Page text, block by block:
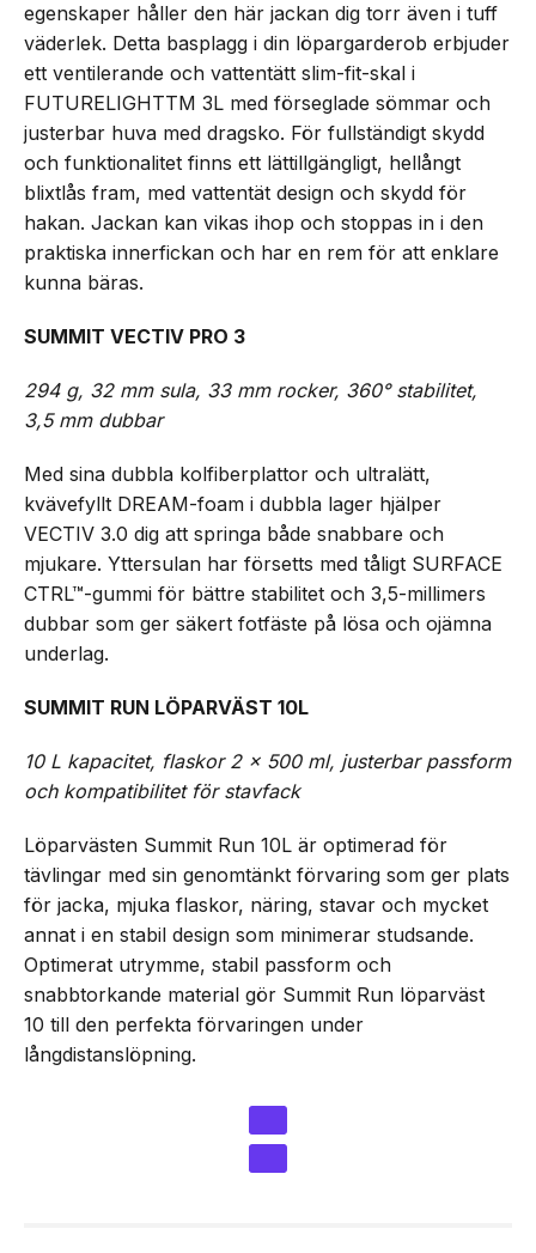
egenskaper håller den här jackan dig torr även i tuff
väderlek. Detta basplagg i din löpargarderob erbjuder
ett ventilerande och vattentätt slim-fit-skal i
FUTURELIGHTTM 3L med förseglade sömmar och
justerbar huva med dragsko. För fullständigt skydd
och funktionalitet finns ett lättillgängligt, hellångt
blixtlås fram, med vattentät design och skydd för
hakan. Jackan kan vikas ihop och stoppas in i den
praktiska innerfickan och har en rem för att enklare
kunna bäras.
SUMMIT VECTIV PRO 3
294 g, 32 mm sula, 33 mm rocker, 360° stabilitet,
3,5 mm dubbar
Med sina dubbla kolfiberplattor och ultralätt,
kvävefyllt DREAM-foam i dubbla lager hjälper
VECTIV 3.0 dig att springa både snabbare och
mjukare. Yttersulan har försetts med tåligt SURFACE
CTRL™-gummi för bättre stabilitet och 3,5-millimers
dubbar som ger säkert fotfäste på lösa och ojämna
underlag.
SUMMIT RUN LÖPARVÄST 10L
10 L kapacitet, flaskor 2 x 500 ml, justerbar passform
och kompatibilitet för stavfack
Löparvästen Summit Run 10L är optimerad för
tävlingar med sin genomtänkt förvaring som ger plats
för jacka, mjuka flaskor, näring, stavar och mycket
annat i en stabil design som minimerar studsande.
Optimerat utrymme, stabil passform och
snabbtorkande material gör Summit Run löparväst
10 till den perfekta förvaringen under
långdistanslöpning.